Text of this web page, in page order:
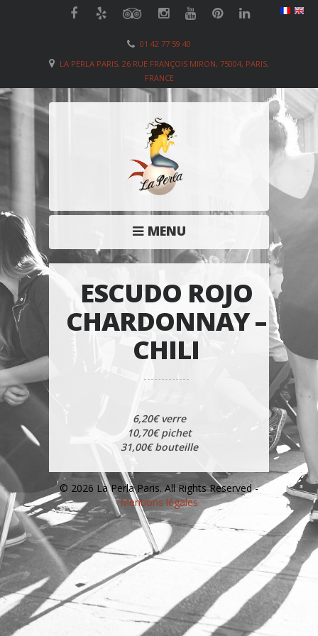
01 42 77 59 40
LA PERLA PARIS, 26 RUE FRANÇOIS MIRON, 75004, PARIS,
FRANCE
MENU
ESCUDO ROJO
CHARDONNAY –
CHILI
6,20€ verre
10,70€ pichet
31,00€ bouteille
© 2026 La Perla Paris. All Rights Reserved -
Mentions légales